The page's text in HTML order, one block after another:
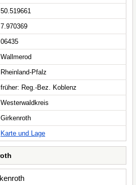
50.519661
7.970369
06435
Wallmerod
Rheinland-Pfalz
früher: Reg.-Bez. Koblenz
Westerwaldkreis
Girkenroth
Karte und Lage